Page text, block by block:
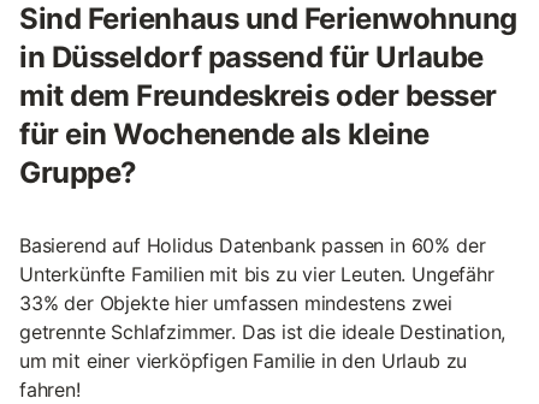
Sind Ferienhaus und Ferienwohnung
in Düsseldorf passend für Urlaube
mit dem Freundeskreis oder besser
für ein Wochenende als kleine
Gruppe?
Basierend auf Holidus Datenbank passen in 60% der
Unterkünfte Familien mit bis zu vier Leuten. Ungefähr
33% der Objekte hier umfassen mindestens zwei
getrennte Schlafzimmer. Das ist die ideale Destination,
um mit einer vierköpfigen Familie in den Urlaub zu
fahren!